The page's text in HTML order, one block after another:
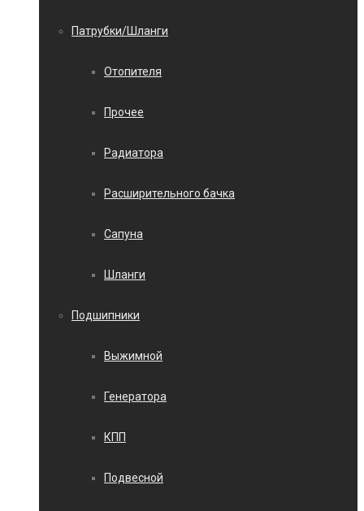
Патрубки/Шланги
Отопителя
Прочее
Радиатора
Расширительного бачка
Сапуна
Шланги
Подшипники
Выжимной
Генератора
КПП
Подвесной